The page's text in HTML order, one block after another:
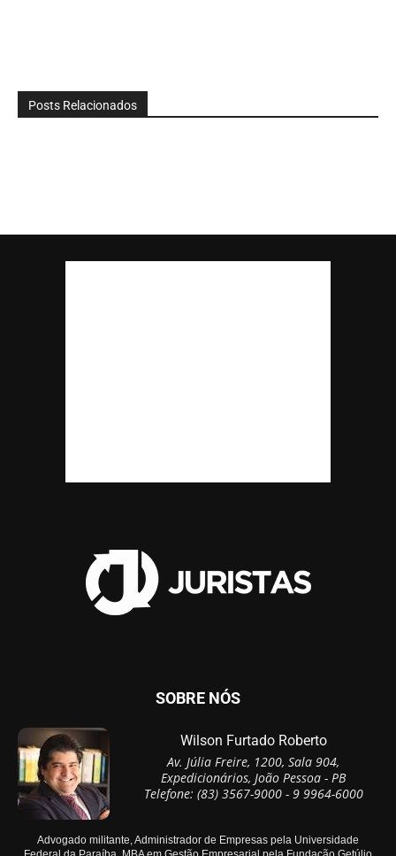
Posts Relacionados
SOBRE NÓS
Wilson Furtado Roberto
Av. Júlia Freire, 1200, Sala 904,
Expedicionários, João Pessoa - PB
Telefone: (83) 3567-9000 - 9 9964-6000
Advogado militante, Administrador de Empresas pela Universidade